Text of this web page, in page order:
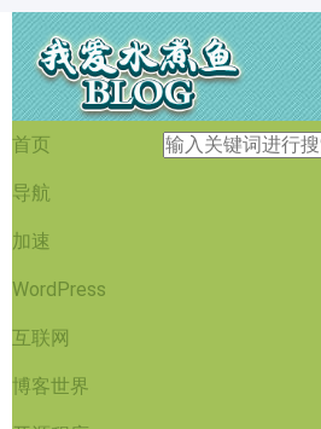
首页
导航
加速
WordPress
互联网
博客世界